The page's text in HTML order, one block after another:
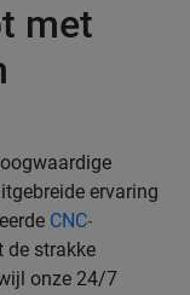
met
ervaring
CNC-
de strakke
onze 24/7